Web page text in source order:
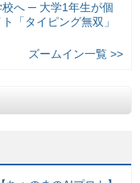
校へ ─ 大学1年生が個
「タイピング無双」
ズームイン一覧 >>